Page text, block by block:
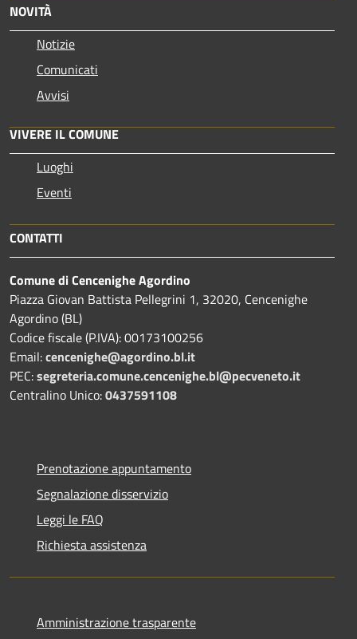
NOVITÀ
Notizie
Comunicati
Avvisi
VIVERE IL COMUNE
Luoghi
Eventi
CONTATTI
Comune di Cencenighe Agordino
Piazza Giovan Battista Pellegrini 1, 32020, Cencenighe
Agordino (BL)
Codice fiscale (P.IVA): 00173100256
Email:cencenighe@agordino.bl.it
PEC:segreteria.comune.cencenighe.bl@pecveneto.it
Centralino Unico:0437591108
Prenotazione appuntamento
Segnalazione disservizio
Leggi le FAQ
Richiesta assistenza
Amministrazione trasparente